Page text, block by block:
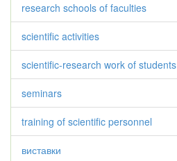
research schools of faculties
scientific activities
scientific-research work of students
seminars
training of scientific personnel
виставки